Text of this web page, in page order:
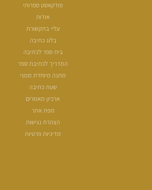
פודקאסט ספרותי
אודות
עליי בתקשורת
בלוג כתיבה
בית ספר לכתיבה
המדריך לכתיבת ספר
מתנה מיוחדת ממני
שעת כתיבה
ארכיון מאמרים
מפת אתר
הצהרת נגישות
מדיניות פרטיות